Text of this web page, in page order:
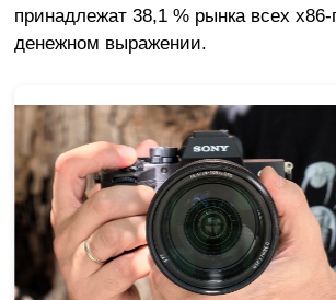
принадлежат 38,1 % рынка всех
денежном выражении.